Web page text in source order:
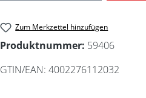
Zum Merkzettel hinzufügen
Produktnummer: 59406
GTIN/EAN: 4002276112032